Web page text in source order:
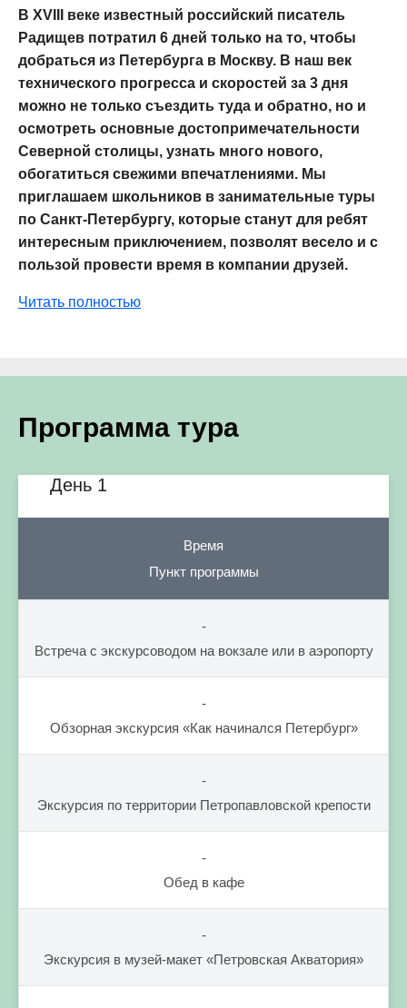
В XVIII веке известный российский писатель
Радищев потратил 6 дней только на то, чтобы
добраться из Петербурга в Москву. В наш век
технического прогресса и скоростей за 3 дня
можно не только съездить туда и обратно, но и
осмотреть основные достопримечательности
Северной столицы, узнать много нового,
обогатиться свежими впечатлениями. Мы
приглашаем школьников в занимательные туры
по Санкт-Петербургу, которые станут для ребят
интересным приключением, позволят весело и с
пользой провести время в компании друзей.
Читать полностью
Программа тура
День 1
Время
Пункт программы
-
Встреча с экскурсоводом на вокзале или в аэропорту
-
Обзорная экскурсия «Как начинался Петербург»
-
Экскурсия по территории Петропавловской крепости
-
Обед в кафе
-
Экскурсия в музей-макет «Петровская Акватория»